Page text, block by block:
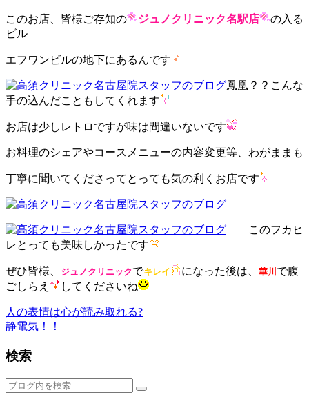
このお店、皆様ご存知の ジュノクリニック名駅店
の入る
ビル
エフワンビルの地下にあるんです
鳳凰？？こんな
手の込んだこともしてくれます
お店は少しレトロですが味は間違いないです
お料理のシェアやコースメニューの内容変更等、わがままも
丁寧に聞いてくださってとっても気の利くお店です
このフカヒ
レとっても美味しかったです
ぜひ皆様、 ジュノクリニックでキレイ になった後は、 華川 で腹
ごしらえ
してくださいね
人の表情は心が読み取れる?
静電気！！
検索